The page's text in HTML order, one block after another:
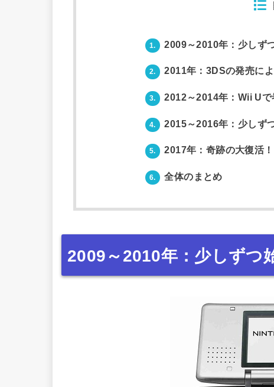
1. 2009～2010年：少しず
2. 2011年：3DSの発売に
3. 2012～2014年：Wii Uで
4. 2015～2016年：少しず
5. 2017年：奇跡の大復活！
6. 全体のまとめ
2009～2010年：少しずつ